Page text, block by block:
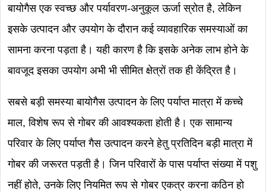
बायोगैस एक स्वच्छ और पर्यावरण-अनुकूल ऊर्जा स्रोत है, लेकिन
इसके उत्पादन और उपयोग के दौरान कई व्यावहारिक समस्याओं का
सामना करना पड़ता है। यही कारण है कि इसके अनेक लाभ होने के
बावजूद इसका उपयोग अभी भी सीमित क्षेत्रों तक ही केंद्रित है।
सबसे बड़ी समस्या बायोगैस उत्पादन के लिए पर्याप्त मात्रा में कच्चे
माल, विशेष रूप से गोबर की आवश्यकता होती है। एक सामान्य
परिवार के लिए पर्याप्त गैस उत्पादन करने हेतु प्रतिदिन बड़ी मात्रा में
गोबर की जरूरत पड़ती है। जिन परिवारों के पास पर्याप्त संख्या में पशु
नहीं होते, उनके लिए नियमित रूप से गोबर एकत्र करना कठिन हो